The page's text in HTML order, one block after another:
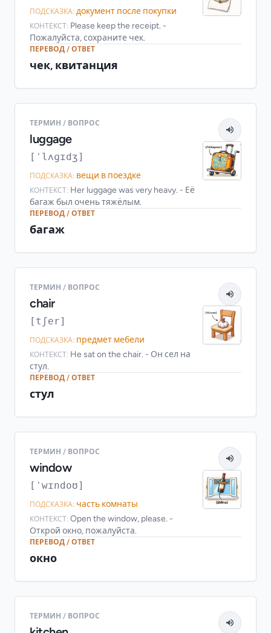
ПОДСКАЗКА: документ после покупки
КОНТЕКСТ: Please keep the receipt. -
Пожалуйста, сохраните чек.
ПЕРЕВОД / ОТВЕТ
чек, квитанция
ТЕРМИН / ВОПРОС
luggage
[ˈlʌɡɪdʒ]
ПОДСКАЗКА: вещи в поездке
КОНТЕКСТ: Her luggage was very heavy. - Её
багаж был очень тяжёлым.
ПЕРЕВОД / ОТВЕТ
багаж
ТЕРМИН / ВОПРОС
chair
[tʃer]
ПОДСКАЗКА: предмет мебели
КОНТЕКСТ: He sat on the chair. - Он сел на
стул.
ПЕРЕВОД / ОТВЕТ
стул
ТЕРМИН / ВОПРОС
window
[ˈwɪndoʊ]
ПОДСКАЗКА: часть комнаты
КОНТЕКСТ: Open the window, please. -
Открой окно, пожалуйста.
ПЕРЕВОД / ОТВЕТ
окно
ТЕРМИН / ВОПРОС